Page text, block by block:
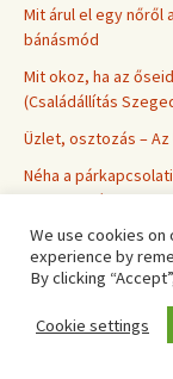
Mit árul el egy nőről
bánásmód
Mit okoz, ha az
(Családállítás
Üzlet, osztozás –
Néha a
Bioritmus és
Üzleti elakadás –
Milyen családi
A családállítás egy
We use cookies
experience by
By clicking
Cookie settings